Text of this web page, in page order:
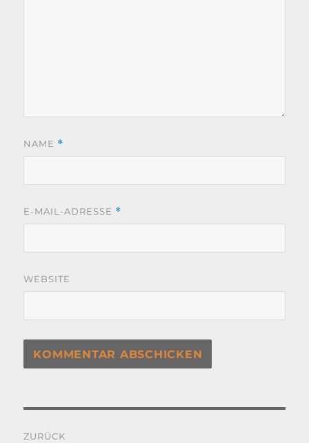
NAME *
E-MAIL-ADRESSE *
WEBSITE
ZURÜCK